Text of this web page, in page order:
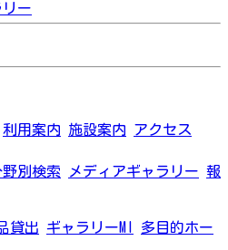
ー
利用案内 施設案内 アクセス
野別検索 メディアギャラリー 報
貸出 ギャラリーMI
多目的ホー